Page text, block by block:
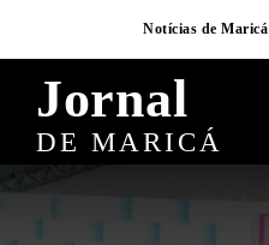
Notícias de Maricá
Jornal
DE MARICÁ